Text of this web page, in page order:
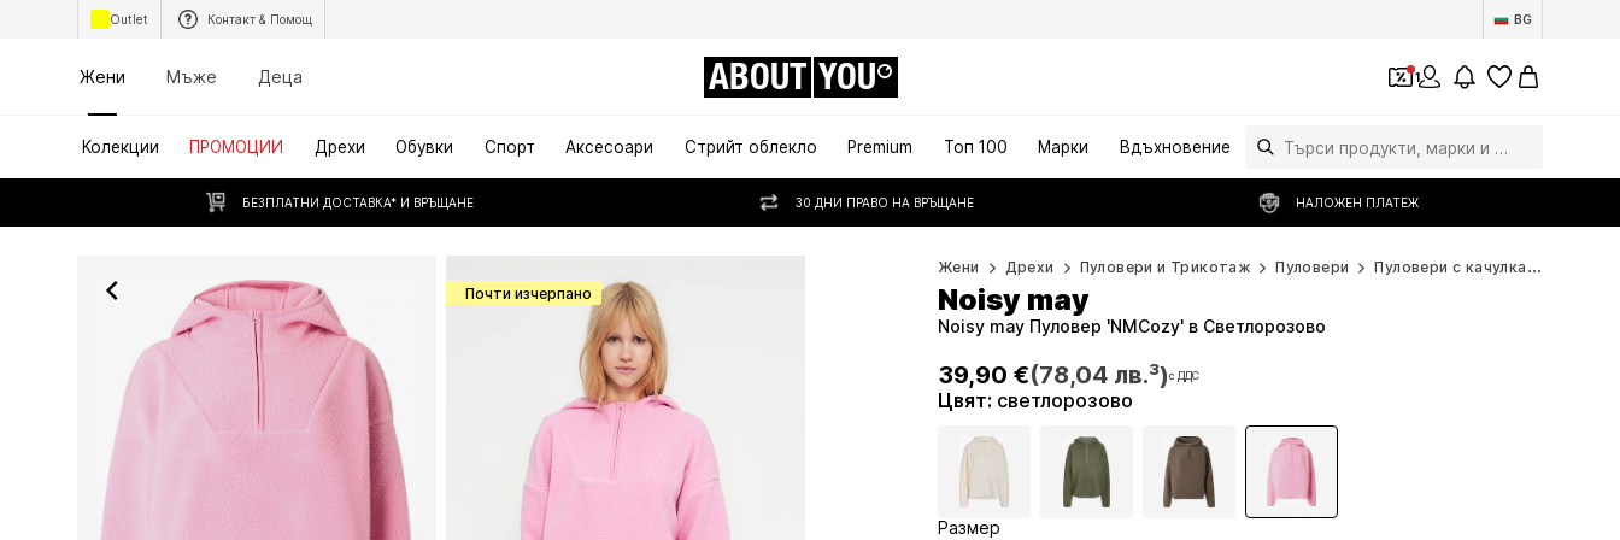
Outlet Контакт & Помощ BG
Жени Мъже Деца ABOUT YOU 1
Колекции ПРОМОЦИИ Дрехи Обувки Спорт Аксесоари Стрийт облекло Premium Топ 100 Марки Вдъхновение
БЕЗПЛАТНИ ДОСТАВКА* И ВРЪЩАНЕ 30 ДНИ ПРАВО НА ВРЪЩАНЕ НАЛОЖЕН ПЛАТЕЖ
Почти изчерпано
Жени Дрехи Пуловери и Трикотаж Пуловери Пуловери с качулка
39,90 €(78,04 лв.³)с ДДС
39,90 €(78,04 лв.³)
Noisy may Пуловер 'NMCozy' в Светлорозово
Noisy may
Цвят: светлорозово
Размер